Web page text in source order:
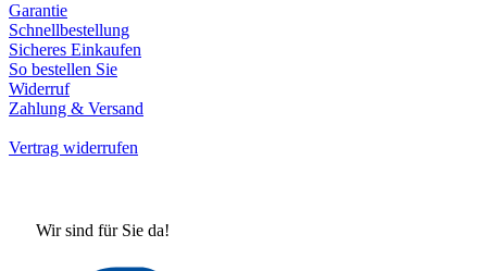
Garantie
Schnellbestellung
Sicheres Einkaufen
So bestellen Sie
Widerruf
Zahlung & Versand
Vertrag widerrufen
Wir sind für Sie da!